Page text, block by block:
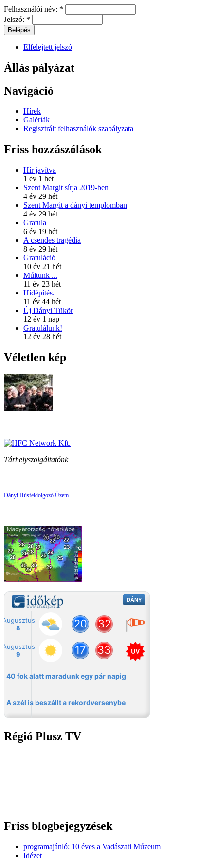
Felhasználói név: *
Jelszó: *
Elfelejtett jelszó
Állás pályázat
Navigáció
Hírek
Galériák
Regisztrált felhasználók szabályzata
Friss hozzászólások
Hír javítva
1 év 1 hét
Szent Margit sírja 2019-ben
4 év 29 hét
Szent Margit a dányi templomban
4 év 29 hét
Gratula
6 év 19 hét
A csendes tragédia
8 év 29 hét
Gratuláció
10 év 21 hét
Múltunk ...
11 év 23 hét
Hídépítés.
11 év 44 hét
Új Dányi Tükör
12 év 1 nap
Gratulálunk!
12 év 28 hét
Véletlen kép
Tárhelyszolgáltatónk
Dányi Húsfeldolgozó Üzem
Régió Plusz TV
Friss blogbejegyzések
programajánló: 10 éves a Vadászati Múzeum
Idézet